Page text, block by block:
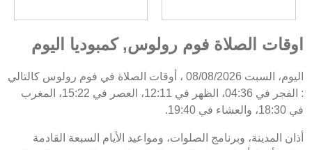
اوقات الصلاة فوم رولوس, كمبوديا اليوم
اليوم، السبت 08/08/2026 ، أوقات الصلاة في فوم رولوس كالتالي
: الفجر في 04:36، الظهر في 12:11، العصر في 15:22، المغرب
في 18:30، والعشاء في 19:40.
أذان المدينة، وبرنامج الصلوات، ومواعيد الأيام السبعة القادمة